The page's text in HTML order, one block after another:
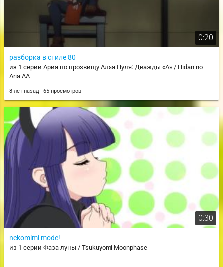
0:20
разборка в стиле 80
из 1 серии Ария по прозвищу Алая Пуля: Дважды «А» / Hidan no
Aria AA
8 лет назад 65 просмотров
0:30
nekomimi mode!
из 1 серии Фаза луны / Tsukuyomi Moonphase